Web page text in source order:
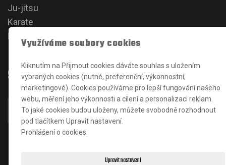
Ju-jitsu
Karate
Kickbox
Sociální sítě
Využíváme soubory cookies
Kliknutím na Přijmout cookies dáváte souhlas s uložením
vybraných cookies (nutné, preferenční, výkonnostní,
marketingové). Cookies používáme pro lepší fungování našeho
webu, měření jeho výkonnosti a cílení a personalizaci reklam.
To jaké cookies budou uloženy, můžete svobodně rozhodnout
pod tlačítkem Upravit nastavení.
Prohlášení o cookies.
Upravit nastavení